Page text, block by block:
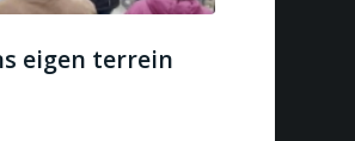
eigen terrein